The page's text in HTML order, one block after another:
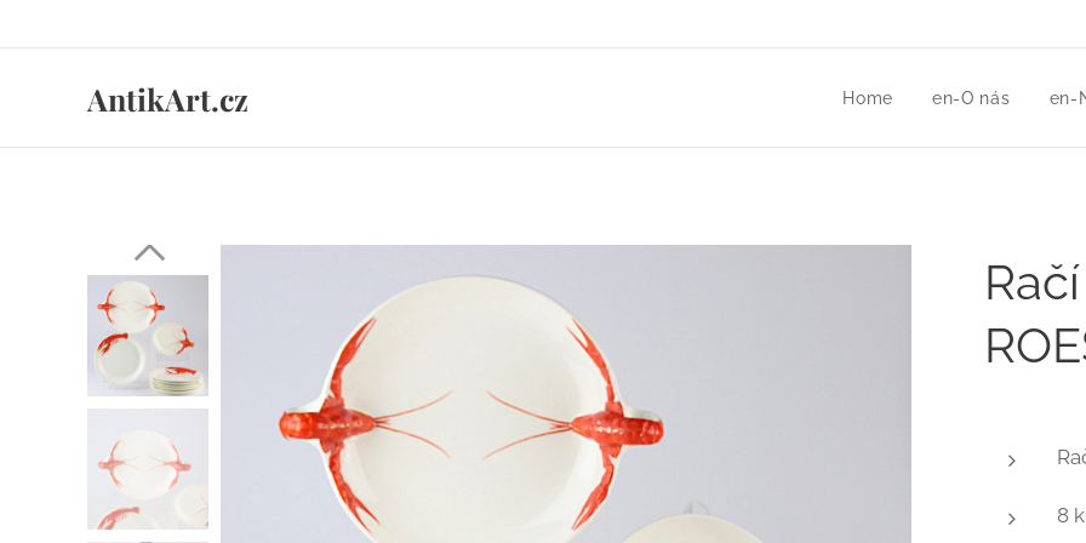
AntikArt.cz Home en-O nás en-
8